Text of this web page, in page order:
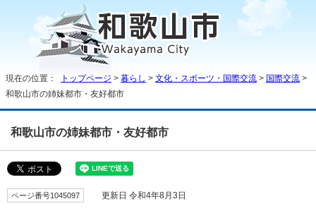
現在の位置： トップページ > 暮らし > 文化・スポーツ・国際交流 > 国際交流 >
和歌山市の姉妹都市・友好都市
和歌山市の姉妹都市・友好都市
ページ番号1045097 更新日 令和4年8月3日